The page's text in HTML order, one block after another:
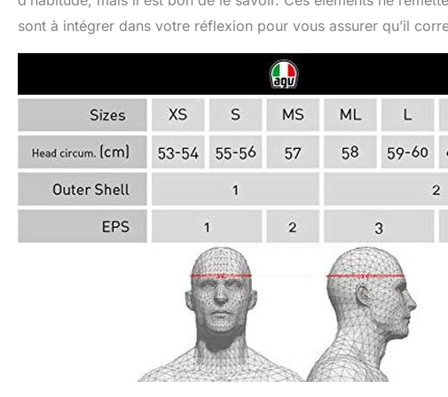
sont à intégrer dans votre réflexion pour vous assurer qu’il